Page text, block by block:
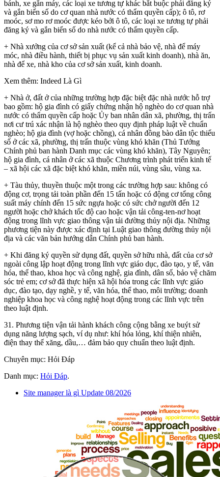
bánh, xe gắn máy, các loại xe tương tự khác bắt buộc phải đăng ký
và gắn biển số do cơ quan nhà nước có thẩm quyền cấp); ô tô, rơ
moóc, sơ mo rơ moóc được kéo bởi ô tô, các loại xe tương tự phải
đăng ký và gắn biển số do nhà nước có thẩm quyền cấp.
+ Nhà xưởng của cơ sở sản xuất (kể cả nhà bảo vệ, nhà để máy
móc, nhà điều hành, thiết bị phục vụ sản xuất kinh doanh), nhà ăn,
nhà để xe, nhà kho của cơ sở sản xuất, kinh doanh.
Xem thêm: Indeed Là Gì
+ Nhà ở, đất ở của những trường hợp đặc biệt đặc nhà nước hỗ trợ
bao gồm: hộ gia đình có giấy chứng nhận hộ nghèo do cơ quan nhà
nước có thẩm quyền cấp hoặc Ủy ban nhân dân xã, phường, thị trấn
nơi cư trú xác nhận là hộ nghèo theo quy định pháp luật về chuẩn
nghèo; hộ gia đình (vợ hoặc chồng), cá nhân đồng bào dân tộc thiểu
số ở các xã, phường, thị trấn thuộc vùng khó khăn (Thủ Tướng
Chính phủ ban hành Danh mục các vùng khó khăn), Tây Nguyên;
hộ gia đình, cá nhân ở các xã thuộc Chương trình phát triển kinh tế
– xã hội các xã đặc biệt khó khăn, miền núi, vùng sâu, vùng xa.
+ Tàu thủy, thuyền thuộc một trong các trường hợp sau: không có
động cơ, trọng tải toàn phần đến 15 tấn hoặc có động cơ tổng công
suất máy chính đến 15 sức ngựa hoặc có sức chở người đến 12
người hoặc chở khách tốc độ cao hoặc vận tải công-ten-nơ hoạt
động trong lĩnh vực giao thông vận tải đường thủy nội địa. Những
phương tiện này được xác định tại Luật giao thông đường thủy nội
địa và các văn bản hướng dẫn Chính phủ ban hành.
+ Khi đăng ký quyền sử dụng đất, quyền sở hữu nhà, đất của cơ sở
ngoài công lập hoạt động trong lĩnh vực giáo dục, đào tạo, y tế, văn
hóa, thể thao, khoa học và công nghệ, gia đình, dân số, bảo vệ chăm
sóc trẻ em; cơ sở đã thực hiện xã hội hóa trong các lĩnh vực giáo
dục, đào tạo, dạy nghề, y tế, văn hóa, thể thao, môi trường; doanh
nghiệp khoa học và công nghệ hoạt động trong các lĩnh vực trên
theo luật định.
31. Phương tiện vận tải hành khách công cộng bằng xe buýt sử
dụng năng lượng sạch, ví dụ như: khí hóa lỏng, khí thiện nhiên,
điện thay thế xăng, dầu,… đảm bảo quy chuẩn theo luật định.
Chuyên mục: Hỏi Đáp
Danh mục: Hỏi Đáp.
Site manager là gì Update 08/2026